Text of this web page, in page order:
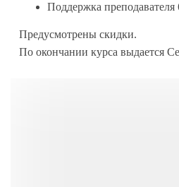
Поддержка
Предусмотрены скидки.
По окончании курса выдается